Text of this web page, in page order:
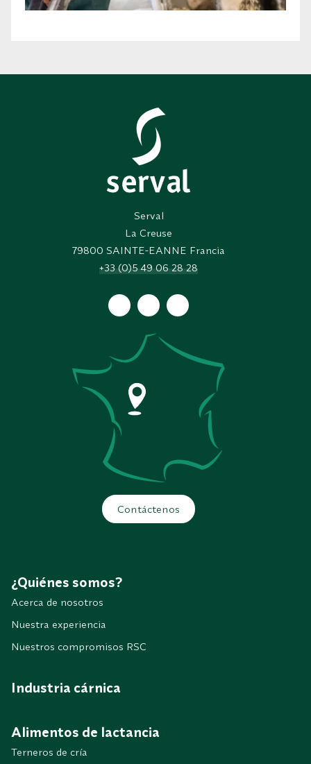
Serval
La Creuse
79800 SAINTE-EANNE Francia
+33 (0)5 49 06 28 28
Contáctenos
¿Quiénes somos?
Acerca de nosotros
Nuestra experiencia
Nuestros compromisos RSC
Industria cárnica
Alimentos de lactancia
Terneros de cría